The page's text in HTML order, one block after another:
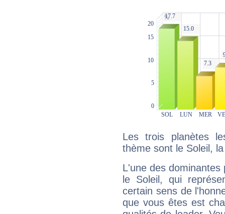
Les trois planètes
thème sont le Soleil,
L'une des
le Soleil, qui
certain sens de
que vous êtes est